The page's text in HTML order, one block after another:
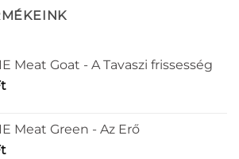
Meat Goat - A Tavaszi frissesség
Meat Green - Az Erő